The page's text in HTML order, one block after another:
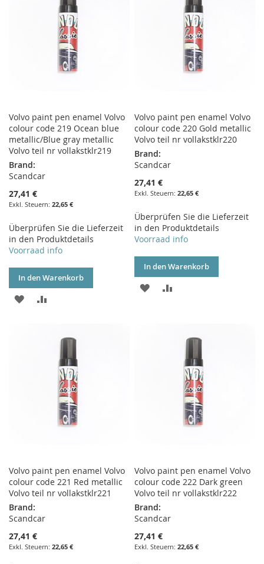
Volvo paint pen enamel Volvo
colour code 219 Ocean blue
metallic/Blue gray metallic
Volvo teil nr vollakstklr219
Brand:
Scandcar
27,41 €
22,65 €
Überprüfen Sie die Lieferzeit
in den Produktdetails
Voorraad info
In den Warenkorb
ZUR
HINZUFÜGENHINZUFÜGEN
Volvo paint pen enamel Volvo
colour code 220 Gold metallic
Volvo teil nr vollakstklr220
Brand:
Scandcar
27,41 €
22,65 €
Überprüfen Sie die Lieferzeit
in den Produktdetails
Voorraad info
In den Warenkorb
ZUR
Volvo paint pen enamel Volvo
colour code 221 Red metallic
Volvo teil nr vollakstklr221
Brand:
Scandcar
27,41 €
22,65 €
Volvo paint pen enamel Volvo
colour code 222 Dark green
Volvo teil nr vollakstklr222
Brand:
Scandcar
27,41 €
22,65 €